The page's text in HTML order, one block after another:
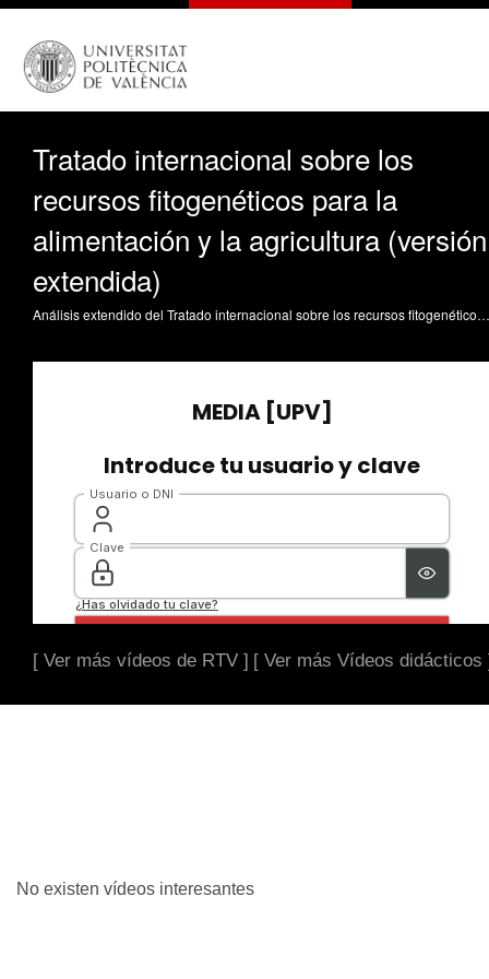
Tratado internacional sobre los
recursos fitogenéticos para la
alimentación y la agricultura (versión
extendida)
Análisis extendido del Tratado internacional sobre los recursos fitogenéticos para la alimentación y la agricultura. Existe una versión más corta Cebolla Cornejo, J. (2011). Tratado internacional sobre los recursos fitogenéticos para la alimentación y la agricultura (versión extendida). https://riunet.upv.es/handle/10251/9816
[ Ver más vídeos de RTV ] [ Ver más Vídeos didácticos
No existen vídeos interesantes